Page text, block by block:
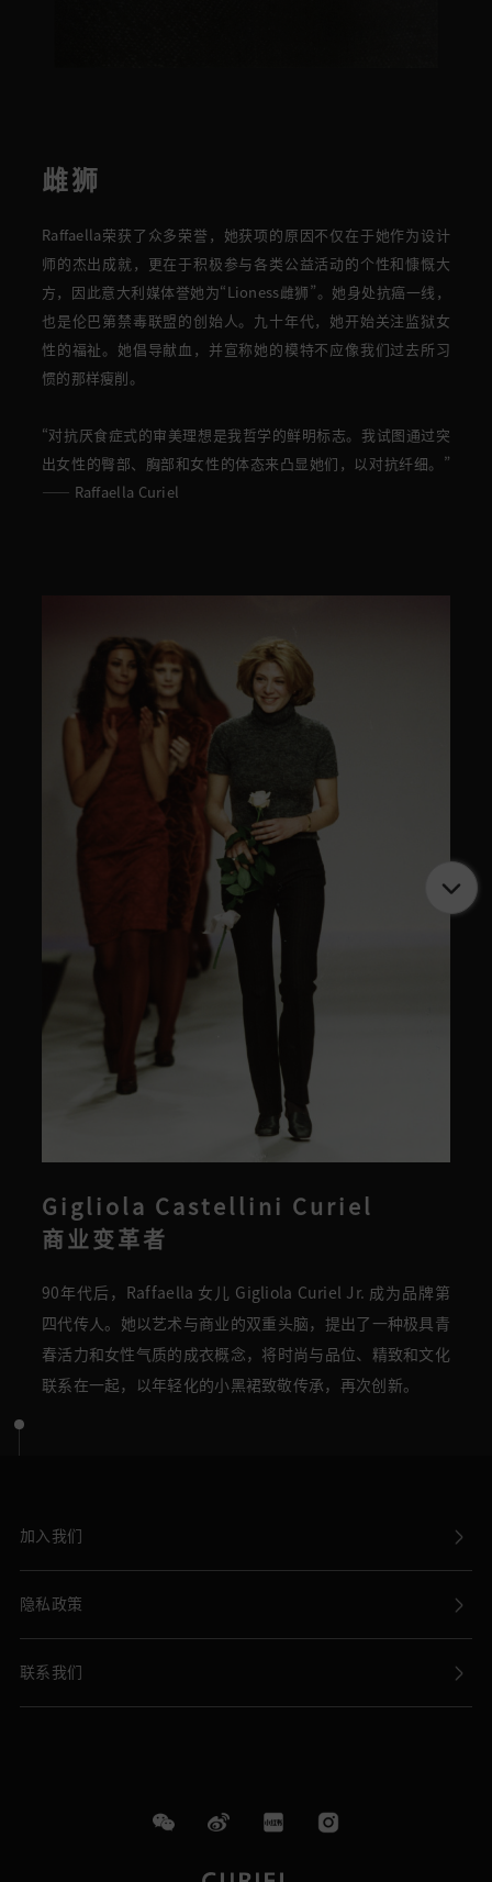
雌狮
Raffaella 荣获了众多荣誉，她获项的原因不仅在于她作为设计
师的杰出成就，更在于积极参与各类公益活动的个性和慷慨大
方
，因此意大利媒体誉她为“Lioness雌狮”。 她身处抗癌一线，
也是伦巴第禁毒联盟的创始人。九十年代，她开始关注 监狱 女
性 的福祉。她倡导献血 ，并宣称她的模特不应像我们过去所习
惯的那样瘦削。
“对抗厌食症式的审美理想是我哲学的鲜明标志。我试图通过突
出女性的臀部、胸部和女性的体态来凸显她们，以对抗纤细。”
—— Raffaella Curiel
Gigliola Castellini Curiel
商业变革者
90年代后，Raffaella 女儿 Gigliola Curiel Jr. 成为品牌第
四代传人。
她以艺术与商业的双重头脑， 提出了一种极具青
春活力和女性气质的成衣概念，将时尚与品位、精致和文化
联系在一起，以 年轻化的小黑裙致敬传承，再次创新。
加入我们
隐私政策
联系我们